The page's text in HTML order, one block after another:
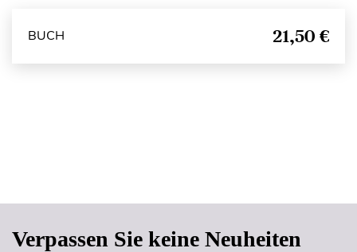
BUCH 21,50 €
Verpassen Sie keine Neuheiten